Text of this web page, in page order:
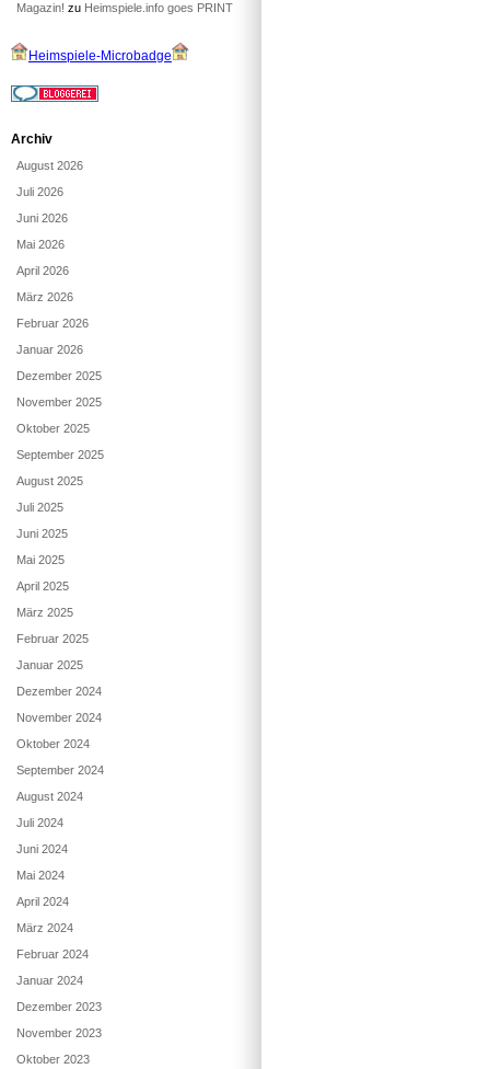
Magazin! zu Heimspiele.info goes PRINT
Heimspiele-Microbadge
Archiv
August 2026
Juli 2026
Juni 2026
Mai 2026
April 2026
März 2026
Februar 2026
Januar 2026
Dezember 2025
November 2025
Oktober 2025
September 2025
August 2025
Juli 2025
Juni 2025
Mai 2025
April 2025
März 2025
Februar 2025
Januar 2025
Dezember 2024
November 2024
Oktober 2024
September 2024
August 2024
Juli 2024
Juni 2024
Mai 2024
April 2024
März 2024
Februar 2024
Januar 2024
Dezember 2023
November 2023
Oktober 2023